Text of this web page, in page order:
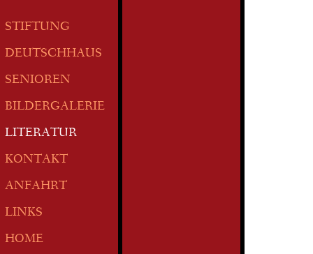
STIFTUNG
DEUTSCHHAUS
SENIOREN
BILDERGALERIE
LITERATUR
KONTAKT
ANFAHRT
LINKS
HOME